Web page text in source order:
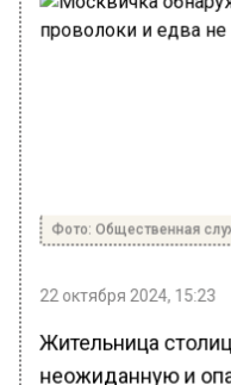
Фото: Общественная
22 октября 2024, 15:23
Жительница
неожиданную и